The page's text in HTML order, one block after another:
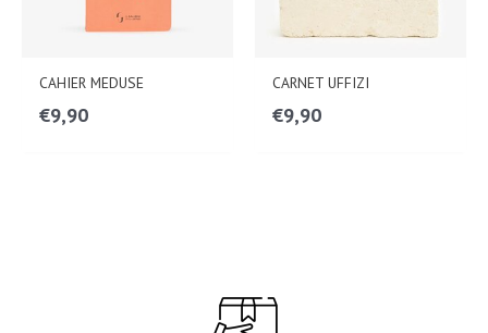
CAHIER MEDUSE
€9,90
CARNET UFFIZI
€9,90